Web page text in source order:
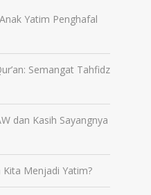
Yatim Penghafal
Semangat Tahfidz
dan Kasih Sayangnya
Kita Menjadi Yatim?